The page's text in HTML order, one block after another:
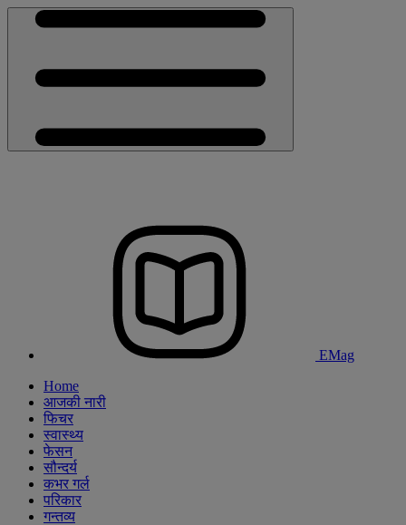
EMag
Home
आजकी नारी
फिचर
स्वास्थ्य
फेसन
सौन्दर्य
कभर गर्ल
परिकार
गन्तव्य